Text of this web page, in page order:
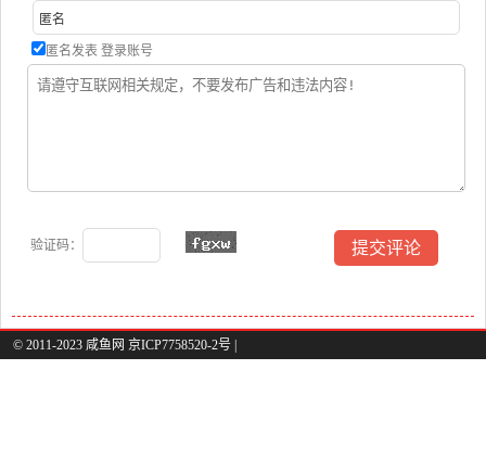
匿名发表 登录账号
验证码：
© 2011-2023 咸鱼网 京ICP7758520-2号 |